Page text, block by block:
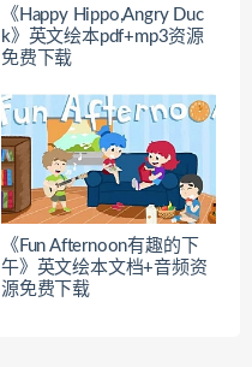
《Happy Hippo,Angry Duc
k》英文绘本pdf+mp3资源
免费下载
《Fun Afternoon有趣的下
午》英文绘本文档+音频资
源免费下载